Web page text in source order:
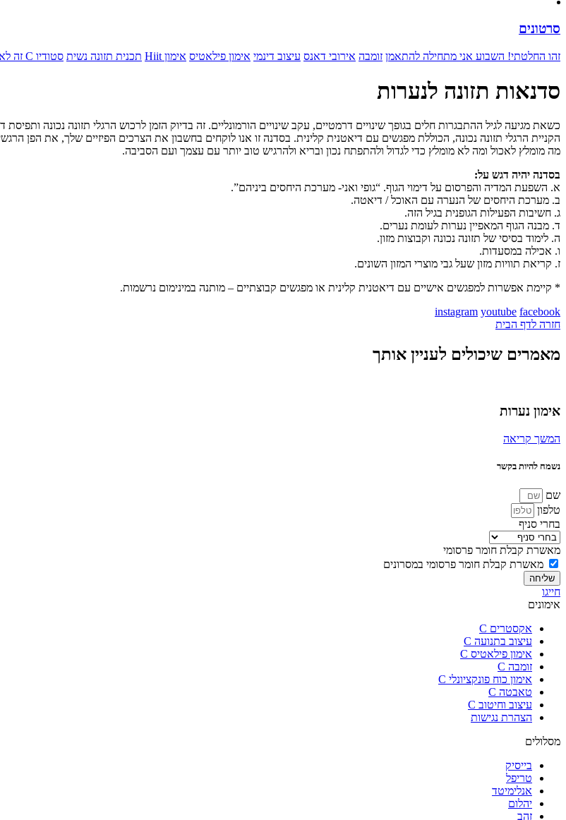
סרטונים
זהו החלטתי! השבוע אני מתחילה להתאמן זומבה אירובי דאנס עיצוב דינמי אימון פילאטיס אימון Hiit תכנית תזונה נשית סטודיו C זה לא מה שהכרת
סדנאות תזונה לנערות
הקניית הרגלי תזונה נכונה, הכוללת מפגשים עם דיאטנית קלינית. בסדנה זו אנו לוקחים בחשבון את הצרכים הפיזיים שלך, את הפן
מה מומלץ לאכול ומה לא מומלץ כדי לגדול ולהתפתח נכון ובריא ולהרגיש טוב יותר עם עצמך ועם הסביבה.
בסדנה יהיה דגש על:
א. השפעת המדיה והפרסום על דימוי הגוף. “גופי ואני- מערכת היחסים ביניהם”.
ב. מערכת היחסים של הנערה עם האוכל / דיאטה.
ג. חשיבות הפעילות הגופנית בגיל הזה.
ד. מבנה הגוף המאפיין נערות לעומת נערים.
ה. לימוד בסיסי של תזונה נכונה וקבוצות מזון.
ו. אכילה במסעדות.
ז. קריאת תוויות מזון שעל גבי מוצרי המזון השונים.
* קיימת אפשרות למפגשים אישיים עם דיאטנית קלינית או מפגשים קבוצתיים – מותנה במינימום נרשמות.
instagram youtube facebook
חזרה לדף הבית
מאמרים שיכולים לעניין אותך
אימון נערות
המשך קריאה
נשמח להיות בקשר
שם
טלפון
בחרי סניף
מאשרת קבלת חומר פרסומי
מאשרת קבלת חומר פרסומי במסרונים
שליחה
חייגו
אימונים
אקסטרים C
עיצוב בתנועה C
אימון פילאטיס C
זומבה C
אימון כוח פונקציונלי C
טאבטה C
עיצוב וחיטוב C
הצהרת נגישות
מסלולים
בייסיק
טריפל
אנלימיטד
יהלום
זהב